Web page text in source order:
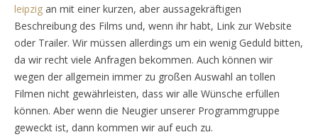
leipzig an mit einer kurzen, aber aussagekräftigen
Beschreibung des Films und, wenn ihr habt, Link zur Website
oder Trailer. Wir müssen allerdings um ein wenig Geduld bitten,
da wir recht viele Anfragen bekommen. Auch können wir
wegen der allgemein immer zu großen Auswahl an tollen
Filmen nicht gewährleisten, dass wir alle Wünsche erfüllen
können. Aber wenn die Neugier unserer Programmgruppe
geweckt ist, dann kommen wir auf euch zu.